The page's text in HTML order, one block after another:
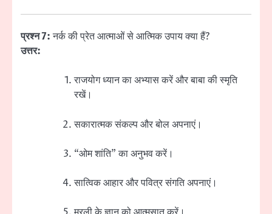
प्रश्न 7:नर्क की प्रेत आत्माओं से आत्मिक उपाय क्या हैं?
उत्तर:
राजयोग ध्यान का अभ्यास करें और बाबा की स्मृति
रखें।
सकारात्मक संकल्प और बोल अपनाएं।
“ओम शांति” का अनुभव करें।
सात्विक आहार और पवित्र संगति अपनाएं।